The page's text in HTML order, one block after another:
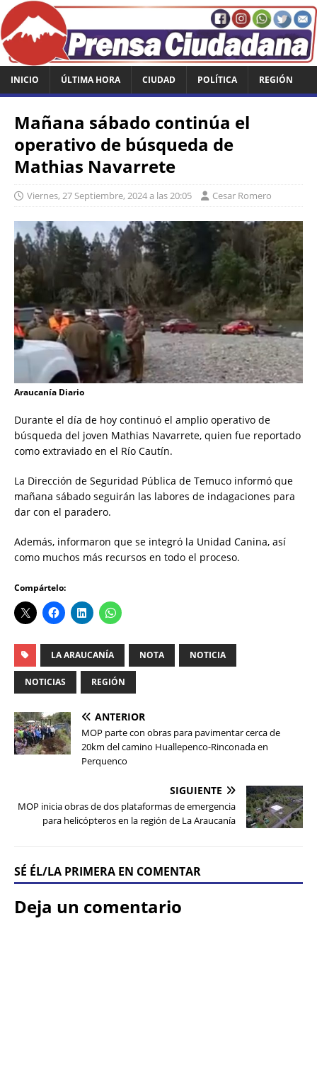
INICIO ÚLTIMA HORA CIUDAD POLÍTICA REGIÓN
Mañana sábado continúa el
operativo de búsqueda de
Mathias Navarrete
Viernes, 27 Septiembre, 2024 a las 20:05 Cesar Romero
Araucanía Diario
Durante el día de hoy continuó el amplio operativo de
búsqueda del joven Mathias Navarrete, quien fue reportado
como extraviado en el Río Cautín.
La Dirección de Seguridad Pública de Temuco informó que
mañana sábado seguirán las labores de indagaciones para
dar con el paradero.
Además, informaron que se integró la Unidad Canina, así
como muchos más recursos en todo el proceso.
Compártelo:
LA ARAUCANÍA NOTA NOTICIA
NOTICIAS REGIÓN
ANTERIOR
MOP parte con obras para pavimentar cerca de
20km del camino Huallepenco-Rinconada en
Perquenco
SIGUIENTE
MOP inicia obras de dos plataformas de emergencia
para helicópteros en la región de La Araucanía
SÉ ÉL/LA PRIMERA EN COMENTAR
Deja un comentario